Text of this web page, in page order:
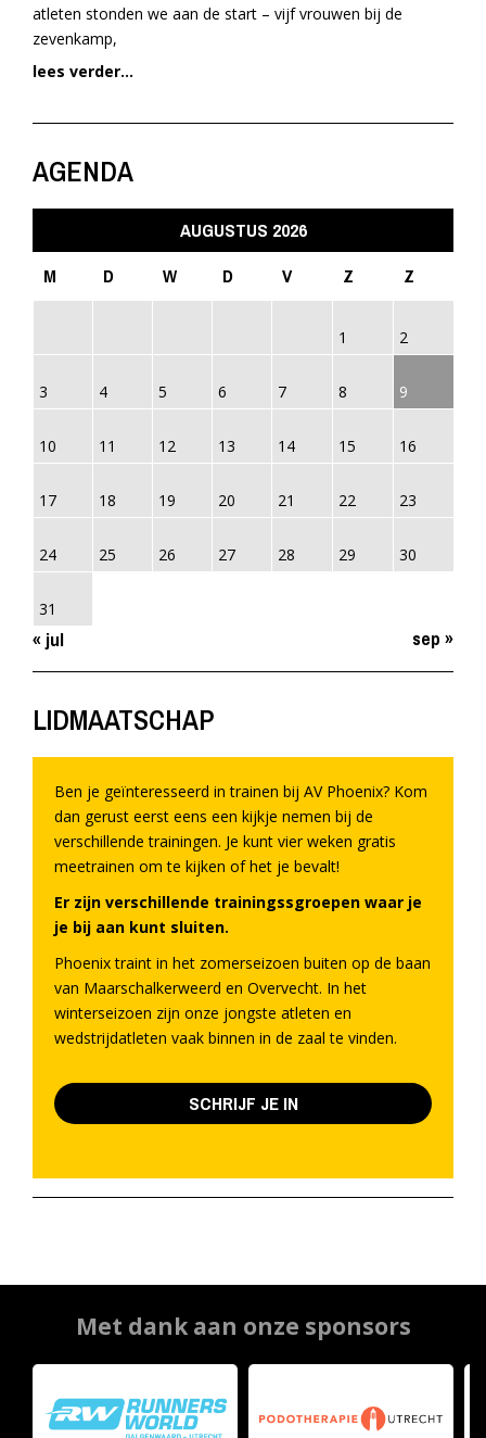
atleten stonden we aan de start – vijf vrouwen bij de
zevenkamp,
lees verder...
AGENDA
AUGUSTUS 2026
M
D W D V Z Z
1 2
3 4 5 6 7 8 9
10 11 12 13 14 15 16
17 18 19 20 21 22 23
24 25 26 27 28 29 30
31
« jul sep »
LIDMAATSCHAP
Ben je geïnteresseerd in trainen bij AV Phoenix? Kom
dan gerust eerst eens een kijkje nemen bij de
verschillende trainingen. Je kunt vier weken gratis
meetrainen om te kijken of het je bevalt!
Er zijn verschillende trainingssgroepen waar je
je bij aan kunt sluiten.
Phoenix traint in het zomerseizoen buiten op de baan
van Maarschalkerweerd en Overvecht. In het
winterseizoen zijn onze jongste atleten en
wedstrijdatleten vaak binnen in de zaal te vinden.
SCHRIJF JE IN
Met dank aan onze sponsors